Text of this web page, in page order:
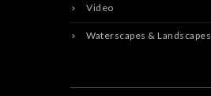
Video
Waterscapes & Landscapes